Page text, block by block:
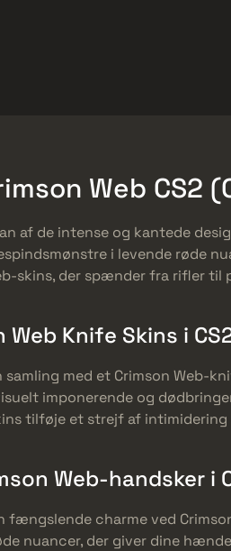
Web CS2
af de intense og kantede
i levende røde
skins, der spænder fra rifler
Web Knife Skins i
samling med et Crimson Web-
imponerende og
tilføje et strejf af
Web-handsker i
fængslende charme ved
nuancer, der giver dine